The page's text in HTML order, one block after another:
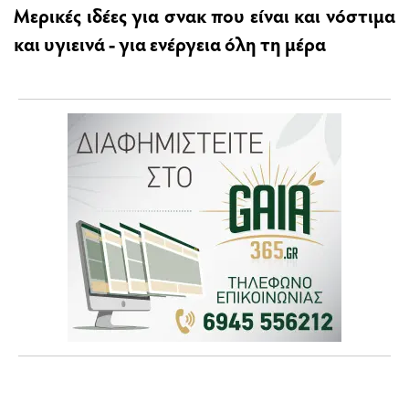
Μερικές ιδέες για σνακ που είναι και νόστιμα
και υγιεινά - για ενέργεια όλη τη μέρα